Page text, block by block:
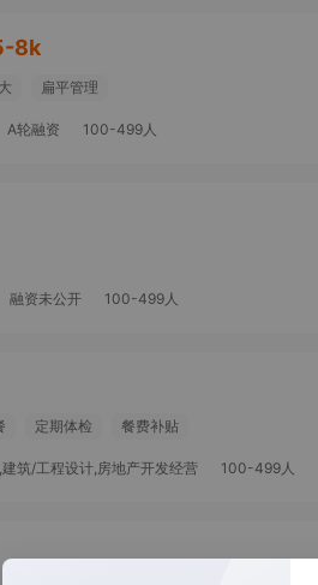
8k
扁平管理
A轮融资 100-499人
融资未公开 100-499人
定期体检 餐费补贴
筑/工程设计,房地产开发经营 100-499人